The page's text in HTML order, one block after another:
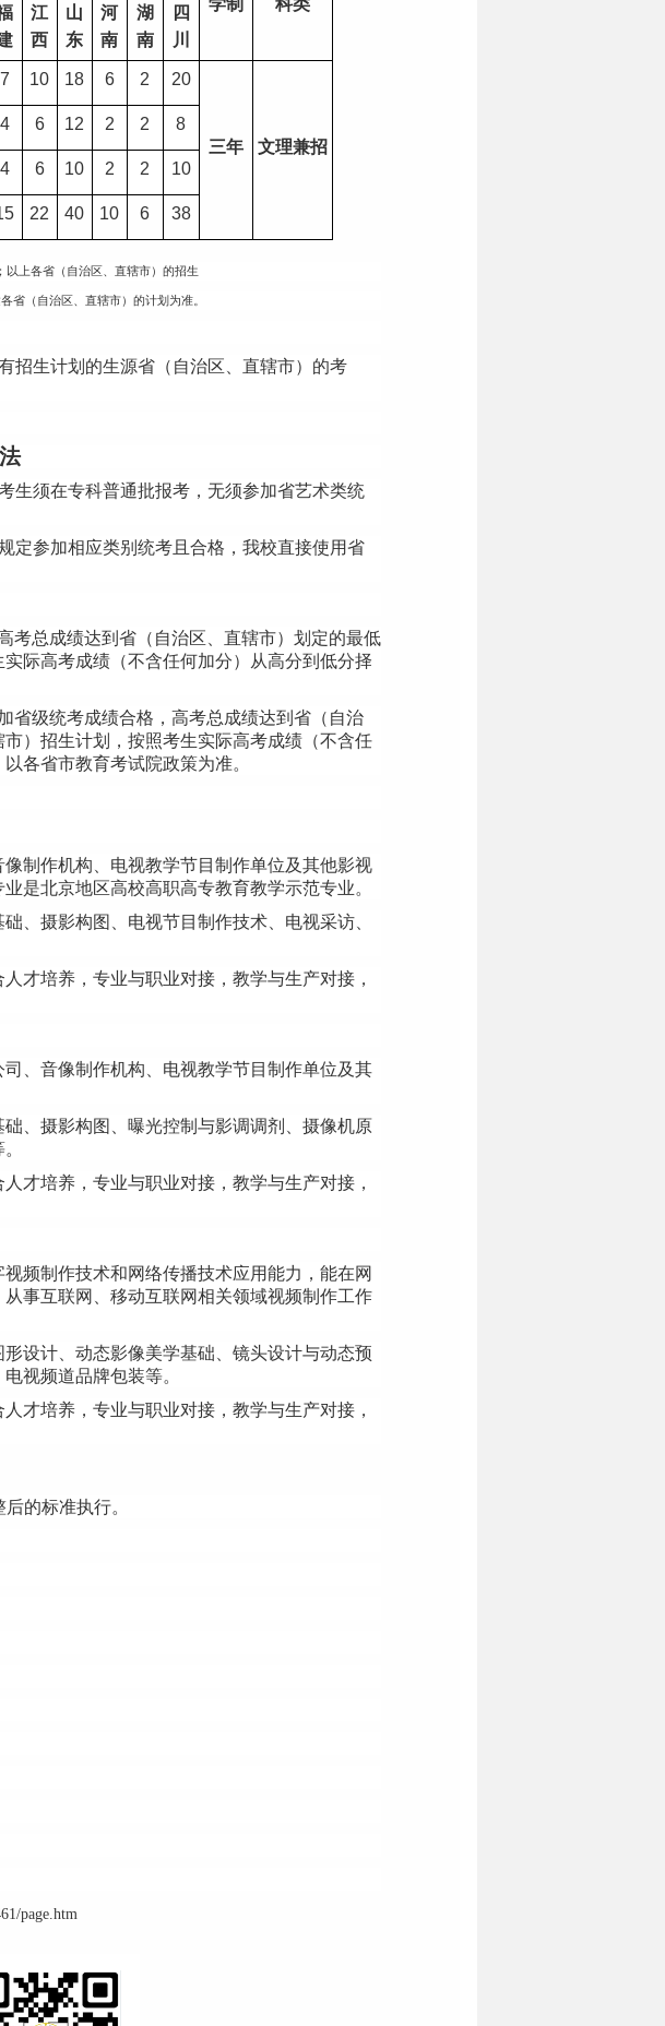
学制
科类
江
西
山
东
河
南
湖
南
四
川
7 10 18 6 2 20
三年 文理兼招
4 6 12 2 2 8
4 6 10 2 2 10
22 40 10 6 38
上各省（自治区、直辖市）的招生
省（自治区、直辖市）的计划为准。
招生计划的生源省（自治区、直辖市）的考
生须在专科普通批报考，无须参加省艺术类统
定参加相应类别统考且合格，我校直接使用省
考总成绩达到省（自治区、直辖市）划定的最低
际高考成绩（不含任何加分）从高分到低分择
省级统考成绩合格，高考总成绩达到省（自治
）招生计划，按照考生实际高考成绩（不含任
各省市教育考试院政策为准。
制作机构、电视教学节目制作单位及其他影视
是北京地区高校高职高专教育教学示范专业。
、摄影构图、电视节目制作技术、电视采访、
才培养，专业与职业对接，教学与生产对接，
、音像制作机构、电视教学节目制作单位及其
、摄影构图、曝光控制与影调调剂、摄像机原
才培养，专业与职业对接，教学与生产对接，
频制作技术和网络传播技术应用能力，能在网
事互联网、移动互联网相关领域视频制作工作
设计、动态影像美学基础、镜头设计与动态预
视频道品牌包装等。
才培养，专业与职业对接，教学与生产对接，
的标准执行。
page.htm